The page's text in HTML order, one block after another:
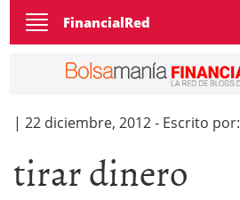
Toggle
navigation
FinancialRed
| 22 diciembre, 2012- Escrito por:
tirar dinero